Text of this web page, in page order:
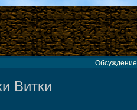
Обсуждение
Витки